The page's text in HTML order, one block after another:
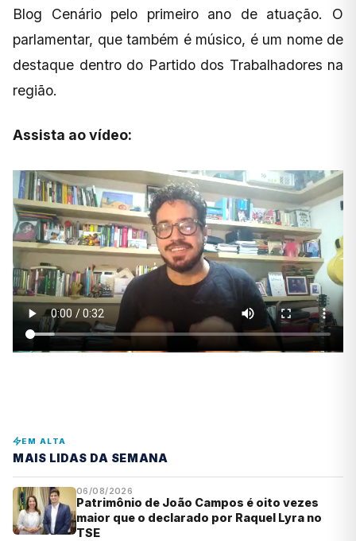
Blog Cenário pelo primeiro ano de atuação. O
parlamentar, que também é músico, é um nome de
destaque dentro do Partido dos Trabalhadores na
região.
Assista ao vídeo:
EM ALTA
MAIS LIDAS DA SEMANA
06/08/2026
Patrimônio de João Campos é oito vezes
maior que o declarado por Raquel Lyra no
TSE